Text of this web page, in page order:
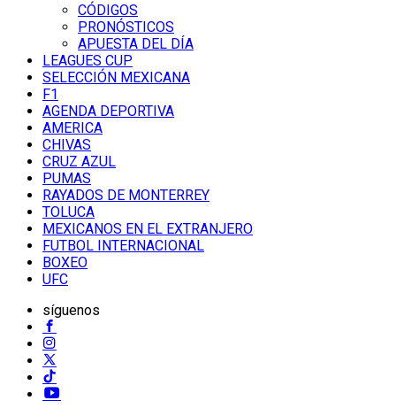
CÓDIGOS
PRONÓSTICOS
APUESTA DEL DÍA
LEAGUES CUP
SELECCIÓN MEXICANA
F1
AGENDA DEPORTIVA
AMERICA
CHIVAS
CRUZ AZUL
PUMAS
RAYADOS DE MONTERREY
TOLUCA
MEXICANOS EN EL EXTRANJERO
FUTBOL INTERNACIONAL
BOXEO
UFC
síguenos